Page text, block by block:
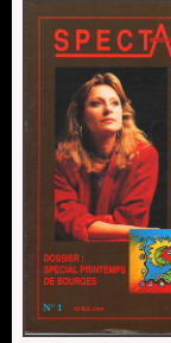
Dispositif SACD
18/03/2026